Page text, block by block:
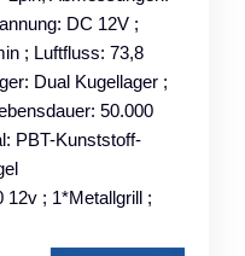
DC 12V ;
; Luftfluss: 73,8
Dual Kugellager ;
50.000
PBT-Kunststoff-
12v ; 1*Metallgrill ;